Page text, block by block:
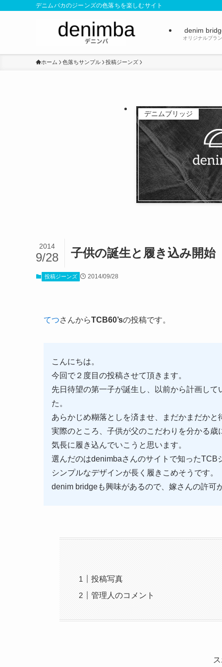
デニムバカのジーンズの色落ちを楽しむサイト
denim
オリジナルブラ
ホーム 色落ちサンプル 投稿ジーンズ
デニムブリッジ
子供の誕生と履き込み開始
2014
9/28
投稿ジーンズ 2014/09/28
てつさんからTCB60’sの投稿です。
こんにちは。
今回で２度目の投稿させて頂きます。
先日待望の第一子が誕生し、以前から計画し
た。
あらかじめ糊落としを済ませ、まだかまだか
実際のところ、子供が父のこだわりを分かる
気長に履き込んでいこうと思います。
選んだのはdenimbaさんのサイトで知ったTCB
シンプルなデザインが長く履きこめそうです。
denim bridgeも興味があるので、嫁さんの許可
投稿写真
管理人のコメント